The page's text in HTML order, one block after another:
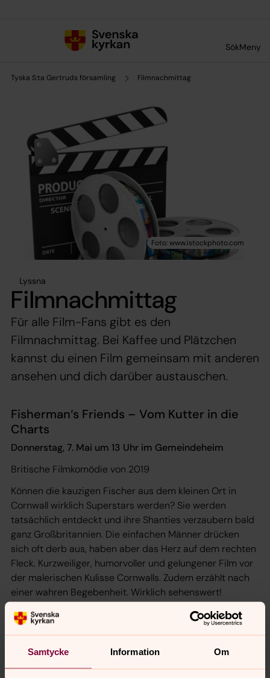
Samtycke Information Om
SökMeny
Tyska S:ta Gertruds församling Filmnachmittag
Lyssna
Filmnachmittag
Für alle Film-Fans gibt es den
Filmnachmittag. Bei Kaffee und Plätzchen
kannst du einen Film gemeinsam mit anderen
ansehen und dich darüber austauschen.
Fisherman‘s Friends – Vom Kutter in die
Charts
Donnerstag, 7. Mai um 13 Uhr im Gemeindeheim
Britische Filmkomödie von 2019
Können die kauzigen Fischer aus dem kleinen Ort in
Cornwall wirklich Superstars werden? Sie werden
tatsächlich entdeckt und ihre Shanties verzaubern bald
ganz Großbritannien. Die einfachen Männer drücken
sich oft derb aus, haben aber das Herz auf dem rechten
Fleck. Kurzweiliger, humorvoller und gelungener Film vor
der malerischen Kulisse Cornwalls. Zudem erzählt nach
einer wahren Begebenheit. Wirklich sehenswert!
Mit Brotlunch und Fika. Ohne Anmeldung.
Senast ändrad 20 april 2026